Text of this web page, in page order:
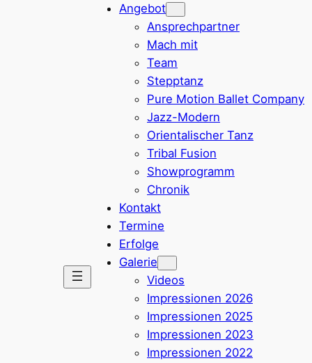
Angebot
Ansprechpartner
Mach mit
Team
Stepptanz
Pure Motion Ballet Company
Jazz-Modern
Orientalischer Tanz
Tribal Fusion
Showprogramm
Chronik
Kontakt
Termine
Erfolge
Galerie
Videos
Impressionen 2026
Impressionen 2025
Impressionen 2023
Impressionen 2022